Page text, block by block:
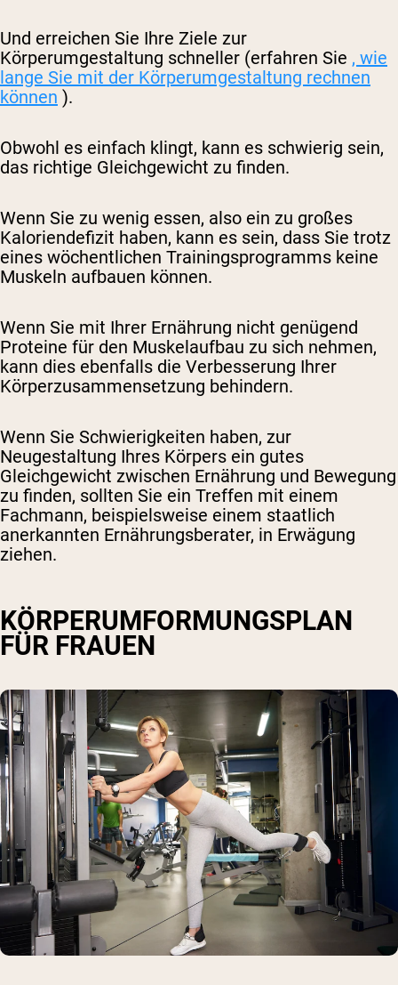
Und erreichen Sie Ihre Ziele zur
Körperumgestaltung schneller (erfahren Sie , wie
lange Sie mit der Körperumgestaltung rechnen
können ).
Obwohl es einfach klingt, kann es schwierig sein,
das richtige Gleichgewicht zu finden.
Wenn Sie zu wenig essen, also ein zu großes
Kaloriendefizit haben, kann es sein, dass Sie trotz
eines wöchentlichen Trainingsprogramms keine
Muskeln aufbauen können.
Wenn Sie mit Ihrer Ernährung nicht genügend
Proteine ​​für den Muskelaufbau zu sich nehmen,
kann dies ebenfalls die Verbesserung Ihrer
Körperzusammensetzung behindern.
Wenn Sie Schwierigkeiten haben, zur
Neugestaltung Ihres Körpers ein gutes
Gleichgewicht zwischen Ernährung und Bewegung
zu finden, sollten Sie ein Treffen mit einem
Fachmann, beispielsweise einem staatlich
anerkannten Ernährungsberater, in Erwägung
ziehen.
KÖRPERUMFORMUNGSPLAN
FÜR FRAUEN